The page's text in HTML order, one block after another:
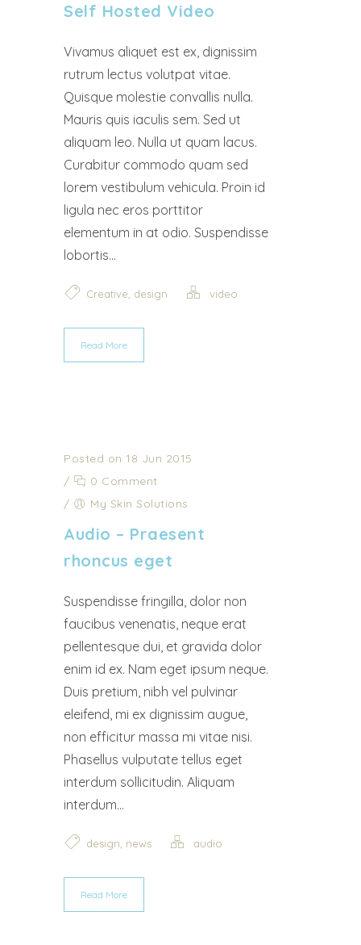
Self Hosted Video
Vivamus aliquet est ex, dignissim
rutrum lectus volutpat vitae.
Quisque molestie convallis nulla.
Mauris quis iaculis sem. Sed ut
aliquam leo. Nulla ut quam lacus.
Curabitur commodo quam sed
lorem vestibulum vehicula. Proin id
ligula nec eros porttitor
elementum in at odio. Suspendisse
lobortis...
Creative, design video
Read More
Posted on 18 Jun 2015
/
0 Comment
/
My Skin Solutions
Audio – Praesent
rhoncus eget
Suspendisse fringilla, dolor non
faucibus venenatis, neque erat
pellentesque dui, et gravida dolor
enim id ex. Nam eget ipsum neque.
Duis pretium, nibh vel pulvinar
eleifend, mi ex dignissim augue,
non efficitur massa mi vitae nisi.
Phasellus vulputate tellus eget
interdum sollicitudin. Aliquam
interdum...
design, news audio
Read More